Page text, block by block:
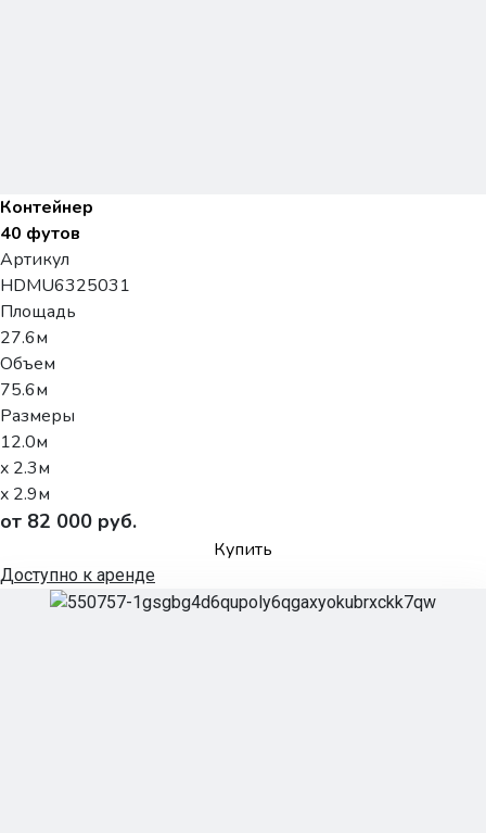
Контейнер
40 футов
Артикул
HDMU6325031
Площадь
27.6м
Объем
75.6м
Размеры
12.0м
x 2.3м
x 2.9м
от 82 000 руб.
Купить
Доступно к аренде